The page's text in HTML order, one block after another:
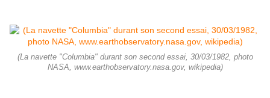
(La navette "Columbia" durant son second essai, 30/03/1982, photo
NASA, www.earthobservatory.nasa.gov, wikipedia)